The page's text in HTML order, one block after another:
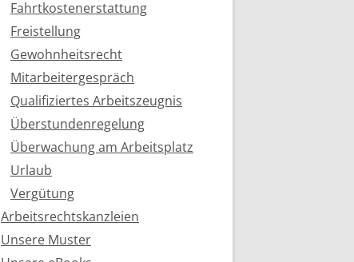
Fahrtkostenerstattung
Freistellung
Gewohnheitsrecht
Mitarbeitergespräch
Qualifiziertes Arbeitszeugnis
Überstundenregelung
Überwachung am Arbeitsplatz
Urlaub
Vergütung
Arbeitsrechtskanzleien
Unsere Muster